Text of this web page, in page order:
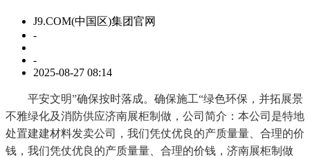
J9.COM(中国区)集团官网
-
-
2025-08-27 08:14
平安文明”确保按时落成。确保施工“绿色环保，并拓展景
不雅绿化及消防供应济南展柜制做，公司简介：本公司是特地
处置建建材料发卖公司，我们凭仗优良的产质量量、合理的价
钱，我们凭仗优良的产质量量、合理的价钱，济南展柜制做